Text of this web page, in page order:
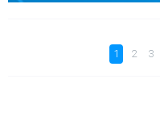
1 2 3